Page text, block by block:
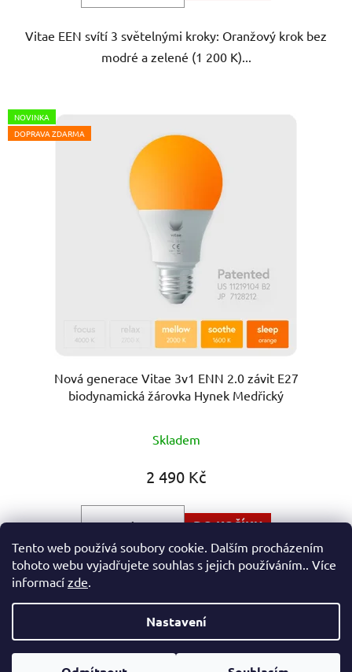
Tento web používá soubory cookie. Dalším procházením
tohoto webu vyjadřujete souhlas s jejich používáním.. Více
informací zde.
Nastavení
Vitae EEN svítí 3 světelnými kroky: Oranžový krok bez
modré a zelené (1 200 K)...
NOVINKA
DOPRAVA ZDARMA
Nová generace Vitae 3v1 ENN 2.0 závit E27
biodynamická žárovka Hynek Medřický
hodnocení
produktu
5,0
5
hvězdiček.
Skladem
2 490 Kč
DO KOŠÍKU
Tři unikátní světla v jedné žárovce: Oranžový krok bez
Vytvořil Shoptet